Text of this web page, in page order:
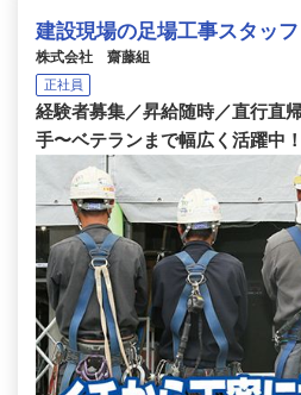
建設現場の足場工事スタッフ
株式会社 齋藤組
正社員
経験者募集／昇給随時／直行直
手〜ベテランまで幅広く活躍中